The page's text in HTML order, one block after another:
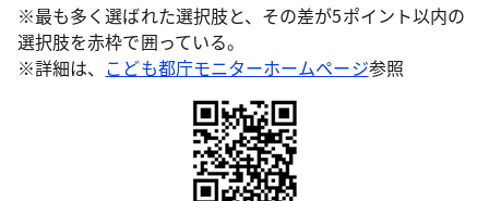
※最も多く選ばれた選択肢と、その差が5ポイント以内の
選択肢を赤枠で囲っている。
※詳細は、 こども都庁モニターホームページ参照